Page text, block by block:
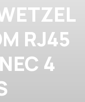
RJ45
4